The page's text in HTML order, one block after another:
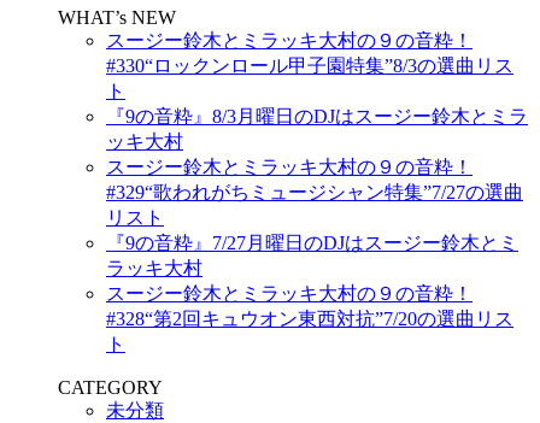
WHAT’s NEW
スージー鈴木とミラッキ大村の９の音粋！
#330“ロックンロール甲子園特集”8/3の選曲リス
ト
『9の音粋』8/3月曜日のDJはスージー鈴木とミラ
ッキ大村
スージー鈴木とミラッキ大村の９の音粋！
#329“歌われがちミュージシャン特集”7/27の選曲
リスト
『9の音粋』7/27月曜日のDJはスージー鈴木とミ
ラッキ大村
スージー鈴木とミラッキ大村の９の音粋！
#328“第2回キュウオン東西対抗”7/20の選曲リス
ト
CATEGORY
未分類